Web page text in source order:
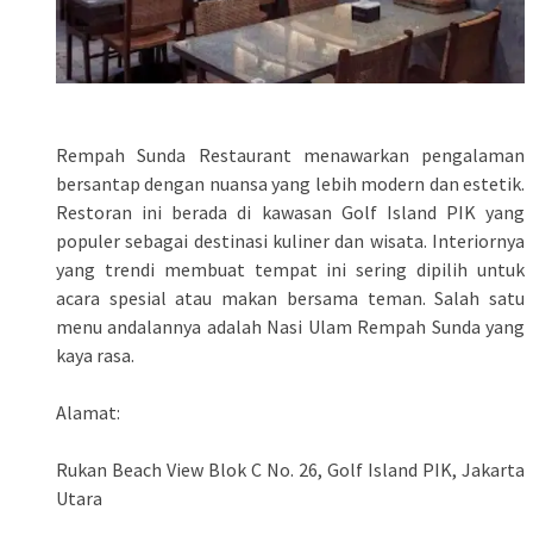
Rempah Sunda Restaurant menawarkan pengalaman
bersantap dengan nuansa yang lebih modern dan estetik.
Restoran ini berada di kawasan Golf Island PIK yang
populer sebagai destinasi kuliner dan wisata. Interiornya
yang trendi membuat tempat ini sering dipilih untuk
acara spesial atau makan bersama teman. Salah satu
menu andalannya adalah Nasi Ulam Rempah Sunda yang
kaya rasa.
Alamat:
Rukan Beach View Blok C No. 26, Golf Island PIK, Jakarta
Utara